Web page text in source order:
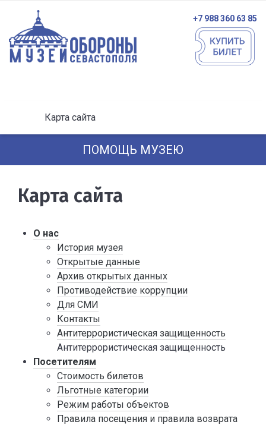
+7 988 360 63 85
Карта сайта
ПОМОЩЬ МУЗЕЮ
Карта сайта
О нас
История музея
Открытые данные
Архив открытых данных
Противодействие коррупции
Для СМИ
Контакты
Антитеррористическая защищенность
Антитеррористическая защищенность
Посетителям
Стоимость билетов
Льготные категории
Режим работы объектов
Правила посещения и правила возврата